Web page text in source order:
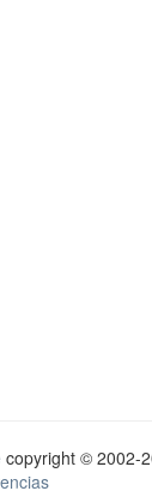
copyright © 2002-